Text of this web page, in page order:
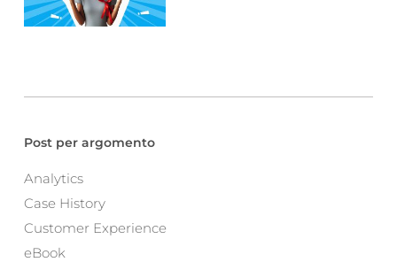
Post per argomento
Analytics
Case History
Customer Experience
eBook